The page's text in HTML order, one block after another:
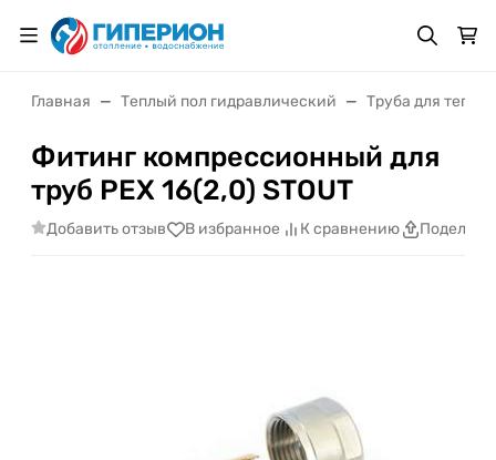
Главная Теплый пол гидравлический Труба для
Фитинг компрессионный для
труб PEX 16(2,0) STOUT
Добавить отзыв В избранное К сравнению